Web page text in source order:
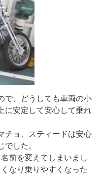
で、どうしても車両の小
に安定して安心して乗れ
チョ、スティードは安心
した。
前を変えてしまいまし
なり乗りやすくなった